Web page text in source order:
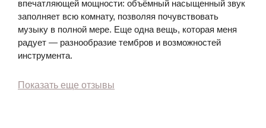
впечатляющей мощности: объёмный насыщенный звук
заполняет всю комнату, позволяя почувствовать
музыку в полной мере. Еще одна вещь, которая меня
радует — разнообразие тембров и возможностей
инструмента.
Показать еще отзывы